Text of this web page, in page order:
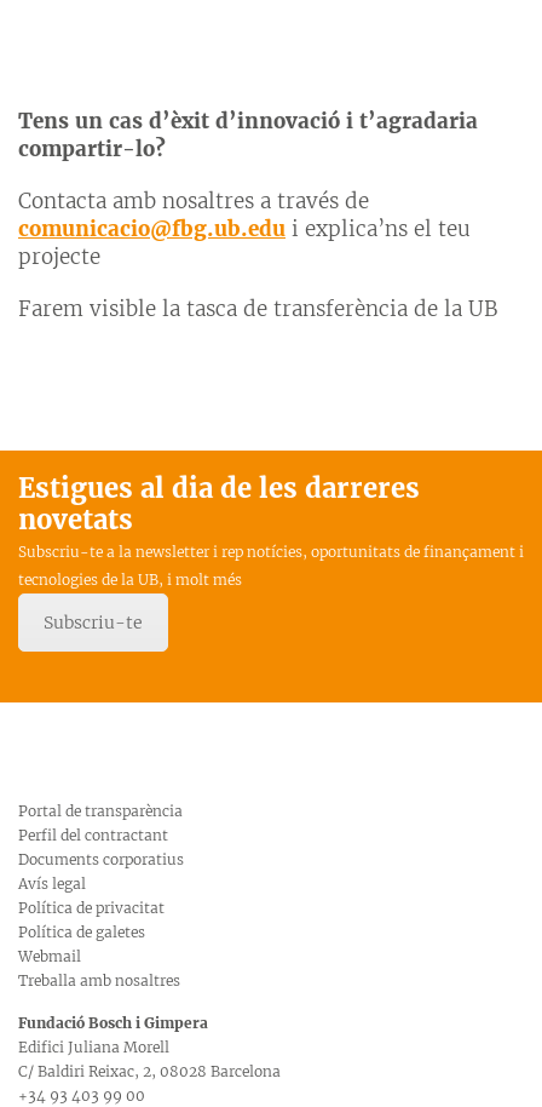
Tens un cas d’èxit d’innovació i t’agradaria
compartir-lo?
Contacta amb nosaltres a través de
comunicacio@fbg.ub.edu i explica’ns el teu
projecte
Farem visible la tasca de transferència de la UB
Estigues al dia de les darreres
novetats
Subscriu-te a la newsletter i rep notícies, oportunitats de finançament i
tecnologies de la UB, i molt més
Subscriu-te
Portal de transparència
Perfil del contractant
Documents corporatius
Avís legal
Política de privacitat
Política de galetes
Webmail
Treballa amb nosaltres
Fundació Bosch i Gimpera
Edifici Juliana Morell
C/ Baldiri Reixac, 2, 08028 Barcelona
+34 93 403 99 00